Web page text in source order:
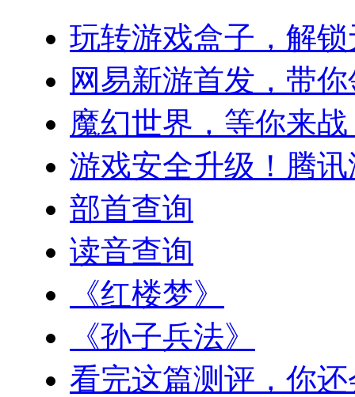
玩转游戏盒子，解
网易新游首发，带
魔幻世界，等你来战
游戏安全升级！腾
部首查询
读音查询
《红楼梦》
《孙子兵法》
看完这篇测评，你